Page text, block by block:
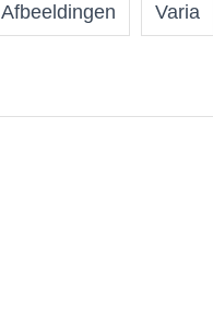
Afbeeldingen Varia